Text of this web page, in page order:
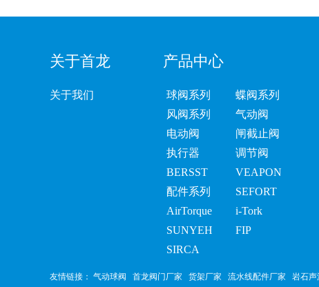
关于首龙 产品中心
关于我们 球阀系列
蝶阀系列
风阀系列
气动阀
电动阀
闸截止阀
执行器
调节阀
BERSST
VEAPON
配件系列
SEFORT
AirTorque
i-Tork
SUNYEH
FIP
SIRCA
友情链接： 气动球阀 首龙阀门厂家 货架厂家 流水线配件厂家 岩石声